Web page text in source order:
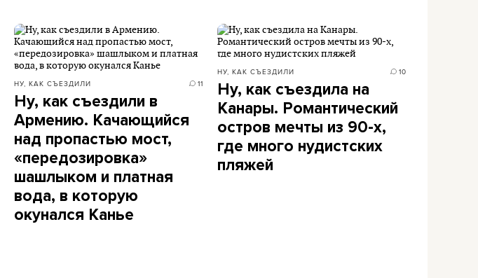
НУ, КАК СЪЕЗДИЛИ 11
Ну, как съездили в
Армению. Качающийся
над пропастью мост,
«передозировка»
шашлыком и платная
вода, в которую
окунался Канье
НУ, КАК СЪЕЗДИЛИ 10
Ну, как съездила на
Канары. Романтический
остров мечты из 90-х,
где много нудистских
пляжей